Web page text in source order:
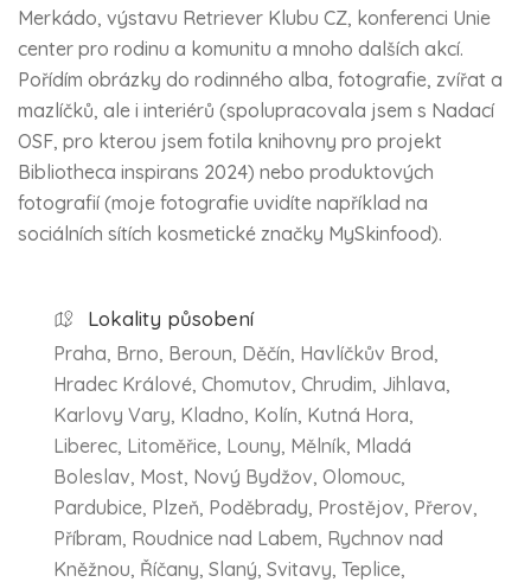
Merkádo, výstavu Retriever Klubu CZ, konferenci Unie
center pro rodinu a komunitu a mnoho dalších akcí.
Pořídím obrázky do rodinného alba, fotografie, zvířat a
mazlíčků, ale i interiérů (spolupracovala jsem s Nadací
OSF, pro kterou jsem fotila knihovny pro projekt
Bibliotheca inspirans 2024) nebo produktových
fotografií (moje fotografie uvidíte například na
sociálních sítích kosmetické značky MySkinfood).
Lokality působení
Praha, Brno, Beroun, Děčín, Havlíčkův Brod,
Hradec Králové, Chomutov, Chrudim, Jihlava,
Karlovy Vary, Kladno, Kolín, Kutná Hora,
Liberec, Litoměřice, Louny, Mělník, Mladá
Boleslav, Most, Nový Bydžov, Olomouc,
Pardubice, Plzeň, Poděbrady, Prostějov, Přerov,
Příbram, Roudnice nad Labem, Rychnov nad
Kněžnou, Říčany, Slaný, Svitavy, Teplice,